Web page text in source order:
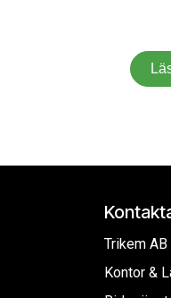
Trikem AB
Kontor &